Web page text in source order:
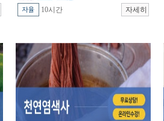
10시간